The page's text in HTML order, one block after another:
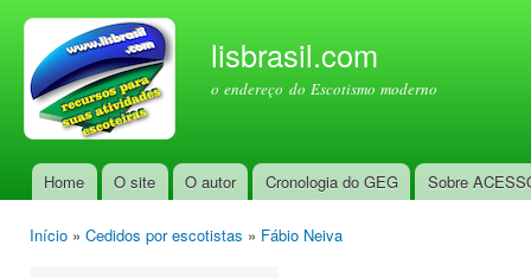
lisbrasil.com
o endereço do Escotismo moderno
Menu principal
Home O site O autor Cronologia do GEG Sobre
Início » Cedidos por escotistas » Fábio Neiva